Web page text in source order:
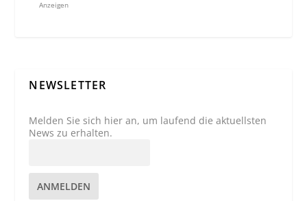
Anzeigen
NEWSLETTER
Melden Sie sich hier an, um laufend die aktuellsten
News zu erhalten.
ANMELDEN